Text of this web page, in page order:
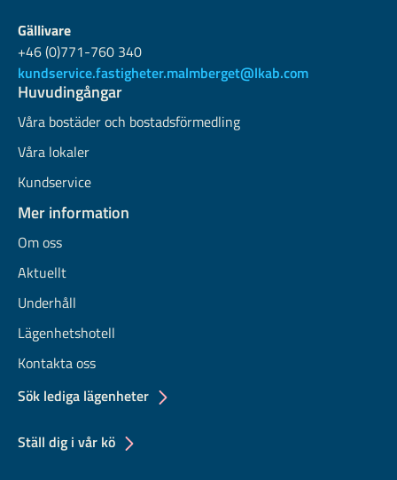
Gällivare
+46 (0)771-760 340
kundservice.fastigheter.malmberget@lkab.com
Huvudingångar
Våra bostäder och bostadsförmedling
Våra lokaler
Kundservice
Mer information
Om oss
Aktuellt
Underhåll
Lägenhetshotell
Kontakta oss
Sök lediga lägenheter
Ställ dig i vår kö